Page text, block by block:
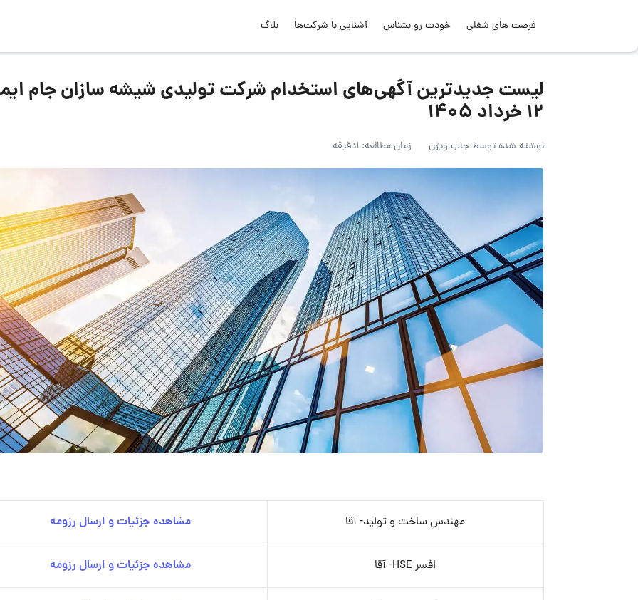
فرصت های شغلی خودت رو بشناس آشنایی با شرکت‌ها بلاگ
لیست جدیدترین آگهی‌های استخدام شرکت تولیدی شیشه سازان جام
۱۲ خرداد ۱۴۰۵
نوشته شده توسطجاب ویژن زمان مطالعه: 1دقیقه
مهندس ساخت و تولید- آقا مشاهده جزئیات و ارسال رزومه
افسر HSE- آقا مشاهده جزئیات و ارسال رزومه